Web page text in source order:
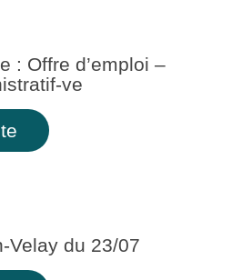
: Offre d’emploi –
ve
Velay du 23/07